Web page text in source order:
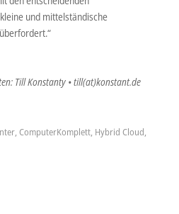
und mittelständische
Till Konstanty • till(at)konstant.de
, ComputerKomplett, Hybrid Cloud,